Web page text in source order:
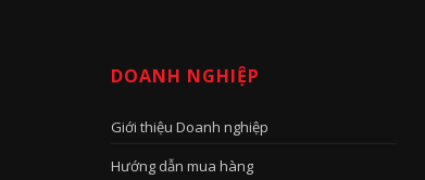
DOANH NGHIỆP
Giới thiệu Doanh nghiệp
Hướng dẫn mua hàng